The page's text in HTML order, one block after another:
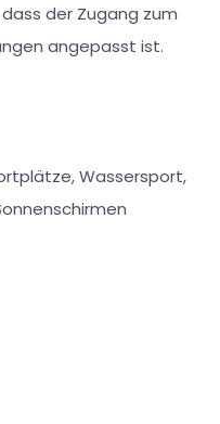
der Zugang zum
angepasst ist.
Wassersport,